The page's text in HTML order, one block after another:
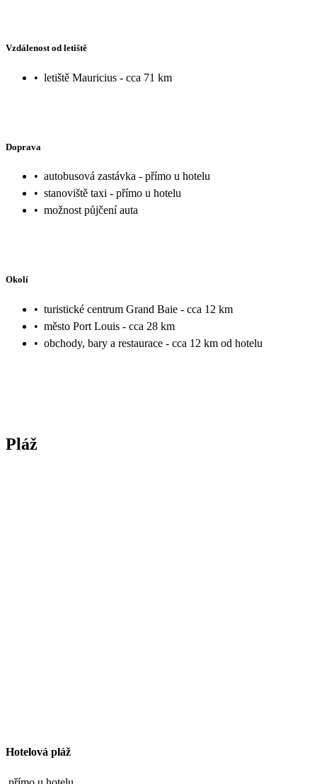
Vzdálenost od letiště
• letiště Mauricius - cca 71 km
Doprava
• autobusová zastávka - přímo u hotelu
• stanoviště taxi - přímo u hotelu
• možnost půjčení auta
Okolí
• turistické centrum Grand Baie - cca 12 km
• město Port Louis - cca 28 km
• obchody, bary a restaurace - cca 12 km od hotelu
Pláž
Hotelová pláž